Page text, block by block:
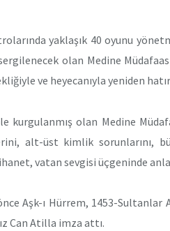
yaklaşık 40 oyunu
olan Medine
ve heyecanıyla yeniden
kurgulanmış olan Medine
alt-üst kimlik sorunlarını,
vatan sevgisi üçgeninde
Aşk-ı Hürrem, 1453-Sultanlar
Can Atilla imza attı.